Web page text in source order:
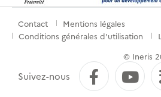
Menu
pied
Contact
Mentions légales
Conditions générales d'utilisation
© Ineris
Suivez-nous